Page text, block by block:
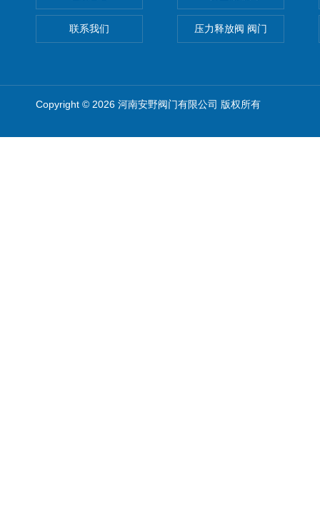
联系我们 压力释放阀 阀门
Copyright © 2026 河南安野阀门有限公司 版权所有